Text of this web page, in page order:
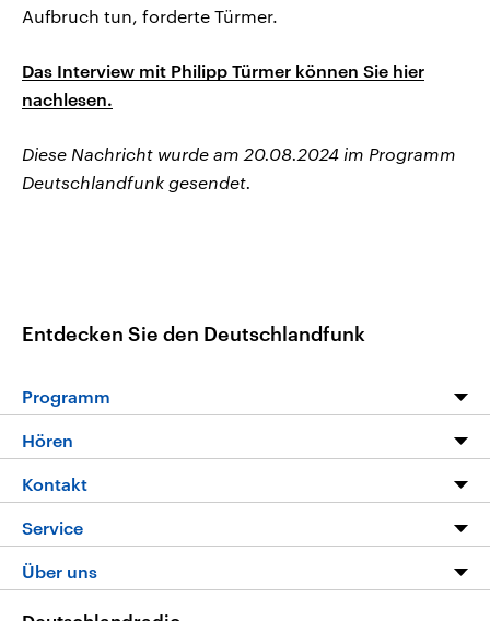
Aufbruch tun, forderte Türmer.
Das Interview mit Philipp Türmer können Sie hier
nachlesen.
Diese Nachricht wurde am 20.08.2024 im Programm
Deutschlandfunk gesendet.
Entdecken Sie den Deutschlandfunk
Programm
Programm
Die Nachrichten
Nachrichtenleicht
Neue Beiträge auf dlf.de
Hören
Livestream
Podcasts
Deutschlandfunk App
Kontakt
Hörerservice
Service
FAQ
Über uns